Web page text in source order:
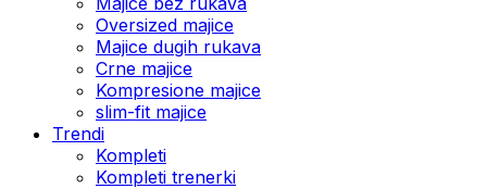
Oversized majice
Majice dugih rukava
Crne majice
Kompresione majice
slim-fit majice
Trendi
Kompleti
Kompleti trenerki